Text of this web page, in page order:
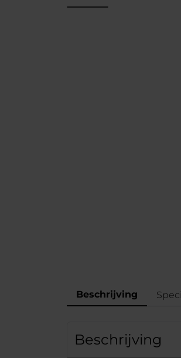
Beschrijving
Beschrijving